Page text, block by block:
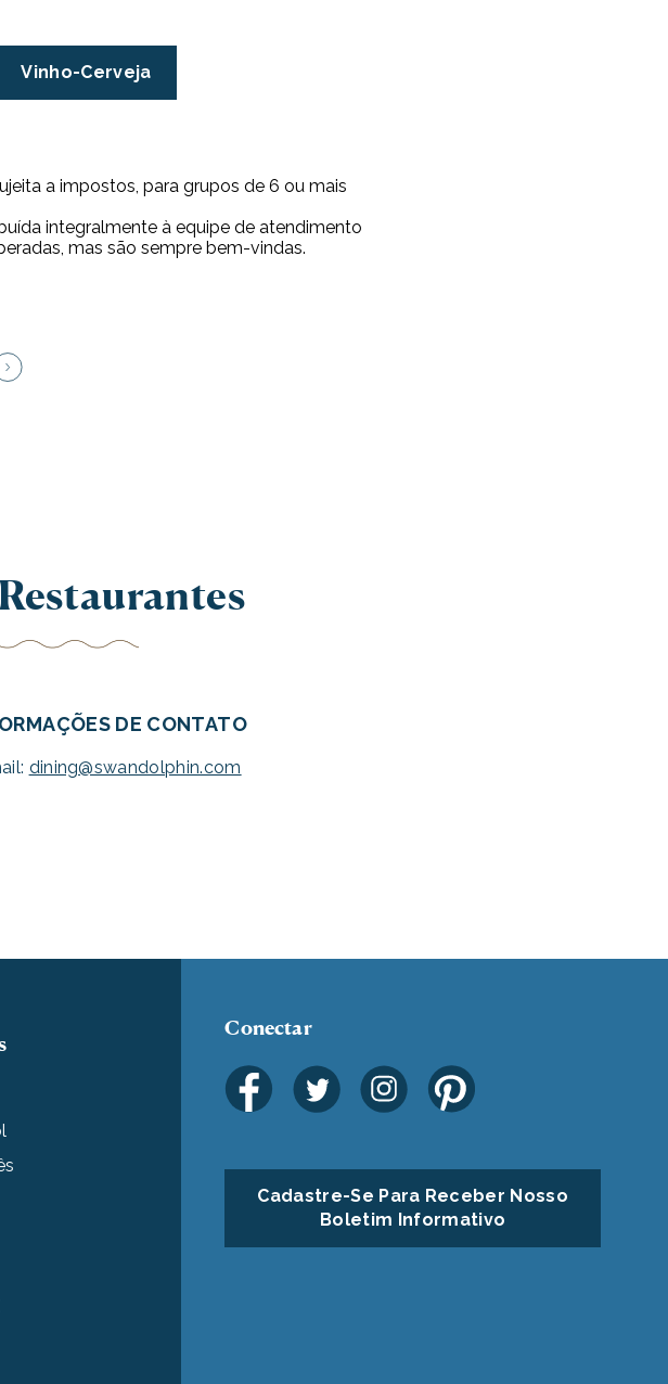
Vinho-Cerveja
a impostos, para grupos de 6 ou mais
integralmente à equipe de atendimento
mas são sempre bem-vindas.
DE CONTATO
dining@swandolphin.com
Conectar
Cadastre-Se Para Receber Nosso
Boletim Informativo